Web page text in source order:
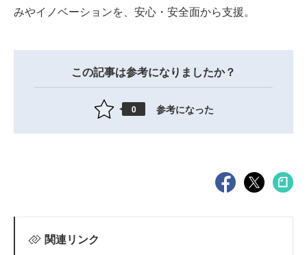
みやイノベーションを、安心・安全面から支援。
この記事は参考になりましたか？
0 参考になった
関連リンク